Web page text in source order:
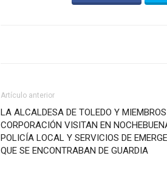
Artículo anterior
LA ALCALDESA DE TOLEDO Y
CORPORACIÓN VISITAN EN
POLICÍA LOCAL Y SERVICIOS DE
QUE SE ENCONTRABAN DE GUARDIA